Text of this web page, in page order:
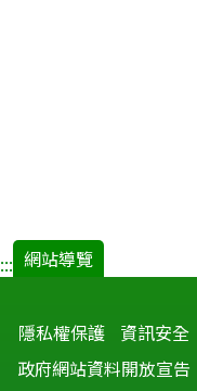
::: 網站導覽
隱私權保護 資訊安全
政府網站資料開放宣告